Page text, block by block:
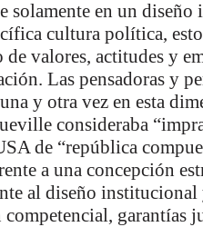
solamente en un
cultura política,
valores, actitudes y
Las pensadoras y
y otra vez en esta
consideraba
de “república
a una concepción
al diseño institucional
garantías